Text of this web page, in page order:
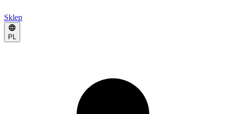
Sklep
PL